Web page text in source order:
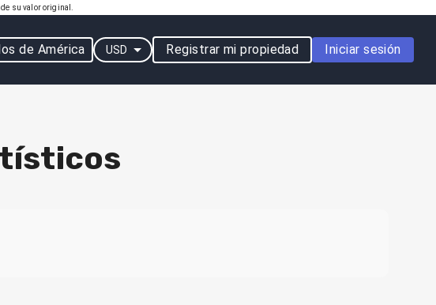
su valor original.
de América USD Registrar mi propiedad Iniciar sesión